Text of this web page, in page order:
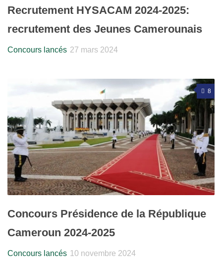
Recrutement HYSACAM 2024-2025:
recrutement des Jeunes Camerounais
Concours lancés 27 mars 2024
8
Concours Présidence de la République
Cameroun 2024-2025
Concours lancés 10 novembre 2024